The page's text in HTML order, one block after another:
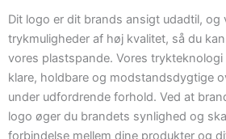
Dit logo er dit brands ansigt udadtil, og
trykmuligheder af høj kvalitet, så du
vores plastspande. Vores trykteknologi
klare, holdbare og modstandsdygtige
under udfordrende forhold. Ved at
logo øger du brandets synlighed og
forbindelse mellem dine produkter og